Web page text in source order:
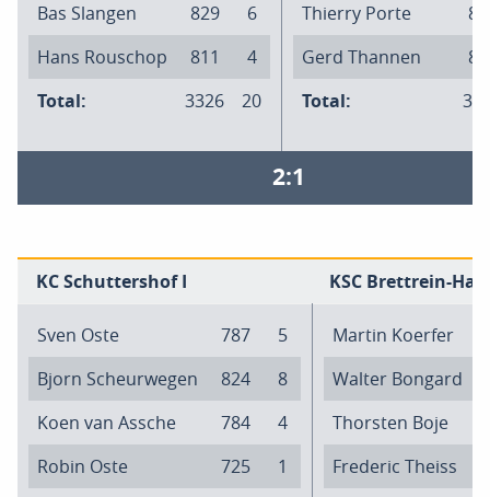
Bas Slangen
829
6
Hans Rouschop
811
4
Total:
3326 20
Thierry Porte
Gerd Thannen
Total:
2:1
KC Schuttershof I KSC Brettrein-
Sven Oste 787
5
Bjorn Scheurwegen
824
8
Koen van Assche
784
4
Robin Oste
725
1
Martin Koerfer
Walter Bongard
Thorsten Boje
Frederic Theiss